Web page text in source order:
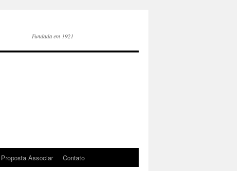
Fundada em 1921
Proposta Associar Contato